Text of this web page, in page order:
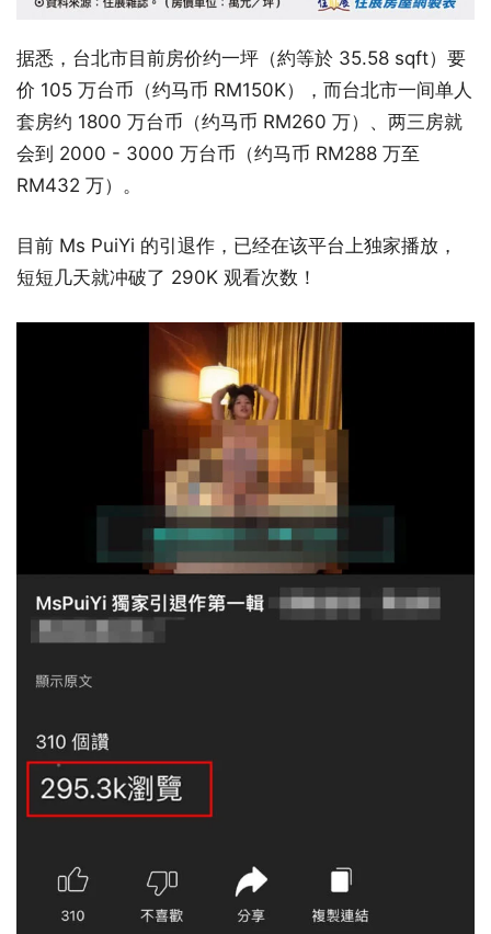
据悉，台北市目前房价约一坪（約等於 35.58 sqft）要
价 105 万台币（约马币 RM150K），而台北市一间单人
套房约 1800 万台币（约马币 RM260 万）、两三房就
会到 2000 - 3000 万台币（约马币 RM288 万至
RM432 万）。
目前 Ms PuiYi 的引退作，已经在该平台上独家播放，
短短几天就冲破了 290K 观看次数！